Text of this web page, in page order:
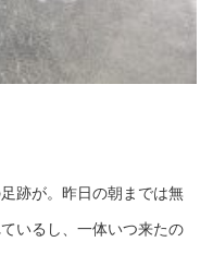
跡が。昨日の朝までは無
いるし、一体いつ来たの